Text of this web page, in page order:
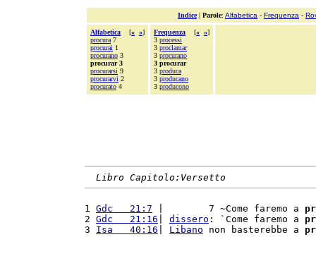
Indice| Parole: Alfabetica - Frequenza -
Alfabetica [« »]
procura 7
procurai 1
procurano 3
procurar 3
procurarsi 9
procurarvi 2
procurato 4
Frequenza [« »]
3 processi
3 proclamar
3 procurano
3 procurar
3 produca
3 producano
3 producono
Libro Capitolo:Versetto
1 Gdc   21:7 |        7 ~Come faremo a
2 Gdc   21:16 dissero : `Come faremo a
3 Isa   40:16 Libano non basterebbe a